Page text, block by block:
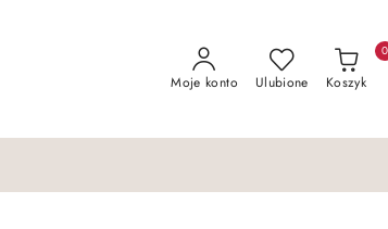
Moje konto Ulubione Koszyk
0